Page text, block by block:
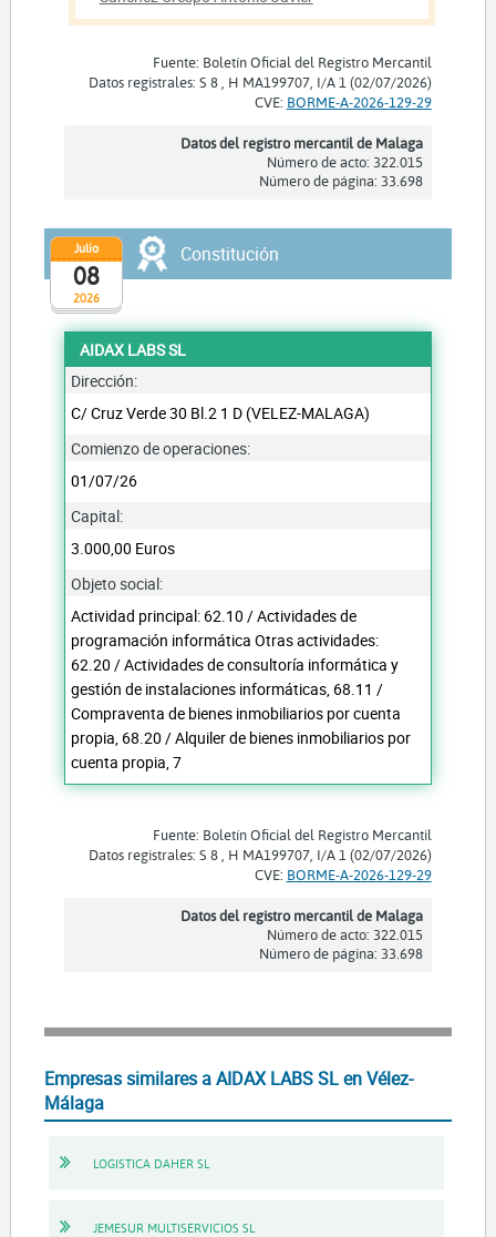
Fuente: Boletín Oficial del Registro Mercantil
Datos registrales: S 8 , H MA199707, I/A 1 (02/07/2026)
CVE: BORME-A-2026-129-29
Datos del registro mercantil de Malaga
Número de acto: 322.015
Número de página: 33.698
2026
Julio
08
Constitución
AIDAX LABS SL
Dirección:
C/ Cruz Verde 30 Bl.2 1 D (VELEZ-MALAGA)
Comienzo de operaciones:
01/07/26
Capital:
3.000,00 Euros
Objeto social:
Actividad principal: 62.10 / Actividades de
programación informática Otras actividades:
62.20 / Actividades de consultoría informática y
gestión de instalaciones informáticas, 68.11 /
Compraventa de bienes inmobiliarios por cuenta
propia, 68.20 / Alquiler de bienes inmobiliarios por
cuenta propia, 7
Fuente: Boletín Oficial del Registro Mercantil
Datos registrales: S 8 , H MA199707, I/A 1 (02/07/2026)
CVE: BORME-A-2026-129-29
Datos del registro mercantil de Malaga
Número de acto: 322.015
Número de página: 33.698
Empresas similares a AIDAX LABS SL en Vélez-
Málaga
LOGISTICA DAHER SL
JEMESUR MULTISERVICIOS SL